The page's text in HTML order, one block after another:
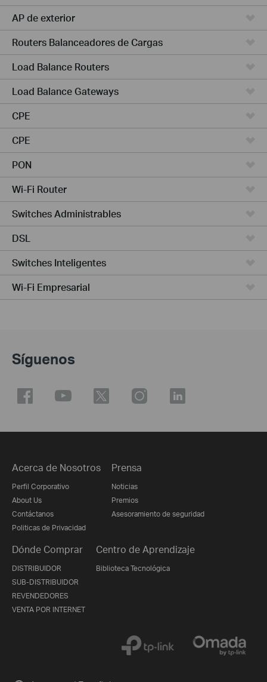
AP de exterior
Routers Balanceadores de Cargas
Load Balance Routers
Load Balance Gateways
CPE
CPE
PON
Wi-Fi Router
Switches Administrables
DSL
Switches Inteligentes
Wi-Fi Empresarial
Síguenos
Acerca de Nosotros
Perfil Corporativo
About Us
Contáctanos
Politicas de Privacidad
Prensa
Noticias
Premios
Asesoramiento de seguridad
Dónde Comprar
DISTRIBUIDOR
SUB-DISTRIBUIDOR
REVENDEDORES
VENTA POR INTERNET
Centro de Aprendizaje
Biblioteca Tecnológica